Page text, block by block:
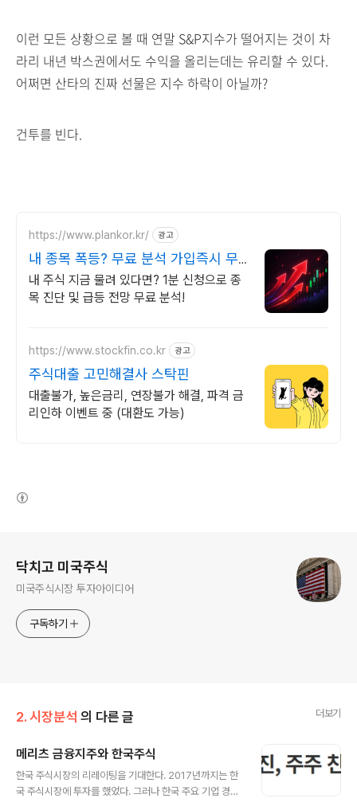
이런 모든 상황으로 볼 때 연말 S&P지수가 떨어지는 것이 차
라리 내년 박스권에서도 수익을 올리는데는 유리할 수 있다.
어쩌면 산타의 진짜 선물은 지수 하락이 아닐까?
건투를 빈다.
https://www.plankor.kr/ 광고
내 종목 폭등? 무료 분석 가입즉시 무
료리포트 100%
내 주식 지금 물려 있다면? 1분 신청으로 종
목 진단 및 급등 전망 무료 분석!
https://www.stockfin.co.kr 광고
주식대출 고민해결사 스탁핀
대출불가, 높은금리, 연장불가 해결, 파격 금
리인하 이벤트 중 (대환도 가능)
닥치고 미국주식
미국주식시장 투자아이디어
구독하기
2. 시장분석 의 다른 글 더보기
메리츠 금융지주와 한국주식
한국 주식시장의 리레이팅을 기대한다. 2017년까지는 한
국 주식시장에 투자를 했었다. 그러나 한국 주요 기업 경영